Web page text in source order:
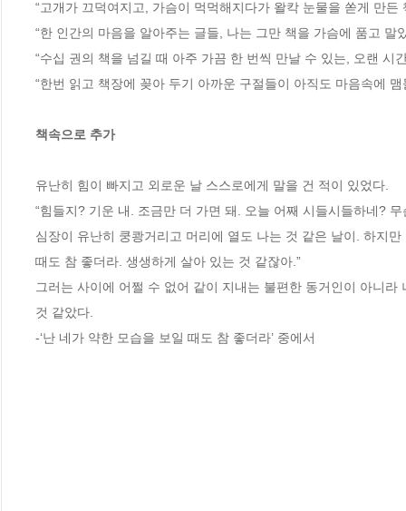
“고개가 끄덕여지고, 가슴이 먹먹해지다가 왈칵 눈물을 쏟게 만든
“한 인간의 마음을 알아주는 글들, 나는 그만 책을 가슴에 품고 말
“수십 권의 책을 넘길 때 아주 가끔 한 번씩 만날 수 있는, 오랜
“한번 읽고 책장에 꽂아 두기 아까운 구절들이 아직도 마음속에
책속으로 추가
유난히 힘이 빠지고 외로운 날 스스로에게 말을 건 적이 있었다.
“힘들지? 기운 내. 조금만 더 가면 돼. 오늘 어째 시들시들하네?
심장이 유난히 쿵쾅거리고 머리에 열도 나는 것 같은 날이. 하지
때도 참 좋더라. 생생하게 살아 있는 것 같잖아.”
그러는 사이에 어쩔 수 없어 같이 지내는 불편한 동거인이 아니
것 같았다.
-‘난 네가 약한 모습을 보일 때도 참 좋더라’ 중에서